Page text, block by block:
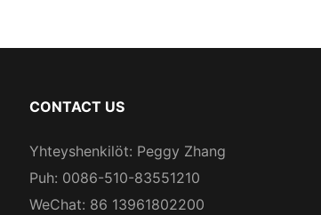
CONTACT US
Yhteyshenkilöt: Peggy Zhang
Puh: 0086-510-83551210
WeChat: 86 13961802200